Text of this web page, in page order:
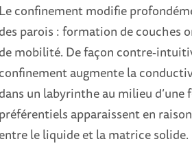
Le confinement modifie
des parois : formation de couches
de mobilité. De façon
confinement augmente la
dans un labyrinthe au milieu d’une
préférentiels apparaissent en
entre le liquide et la matrice solide.